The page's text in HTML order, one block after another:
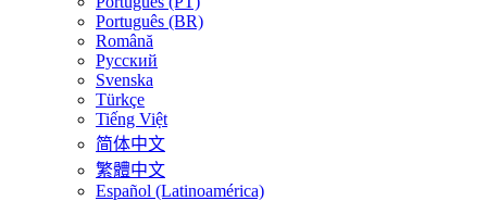
Português (BR)
Română
Русский
Svenska
Türkçe
Tiếng Việt
简体中文
繁體中文
Español (Latinoamérica)